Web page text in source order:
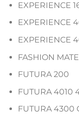
EXPERIENCE
EXPERIENCE
EXPERIENCE
FASHION
FUTURA 200
FUTURA 4010
FUTURA 4300